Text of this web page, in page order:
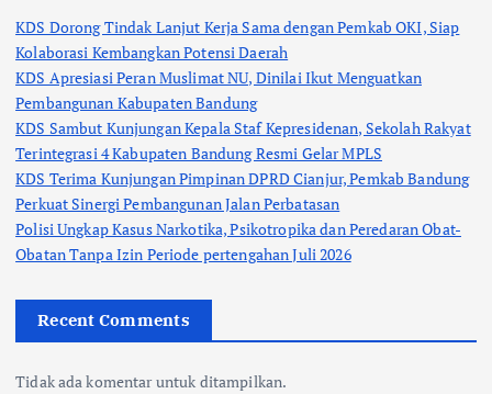
KDS Dorong Tindak Lanjut Kerja Sama dengan Pemkab OKI, Siap
Kolaborasi Kembangkan Potensi Daerah
KDS Apresiasi Peran Muslimat NU, Dinilai Ikut Menguatkan
Pembangunan Kabupaten Bandung
KDS Sambut Kunjungan Kepala Staf Kepresidenan, Sekolah Rakyat
Terintegrasi 4 Kabupaten Bandung Resmi Gelar MPLS
KDS Terima Kunjungan Pimpinan DPRD Cianjur, Pemkab Bandung
Perkuat Sinergi Pembangunan Jalan Perbatasan
Polisi Ungkap Kasus Narkotika, Psikotropika dan Peredaran Obat-
Obatan Tanpa Izin Periode pertengahan Juli 2026
Recent Comments
Tidak ada komentar untuk ditampilkan.